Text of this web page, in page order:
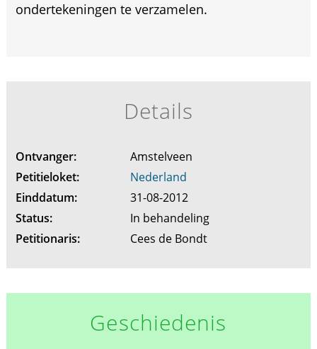
ondertekeningen te verzamelen.
Details
Ontvanger:
Amstelveen
Petitieloket:
Nederland
Einddatum:
31-08-2012
Status:
In behandeling
Petitionaris:
Cees de Bondt
Geschiedenis